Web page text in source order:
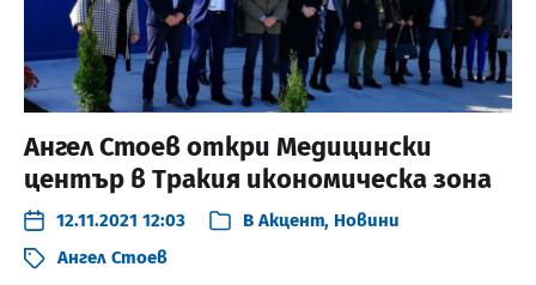
Ангел Стоев откри Медицински
център в Тракия икономическа зона
12.11.2021 12:03 В Акцент, Новини
Ангел Стоев